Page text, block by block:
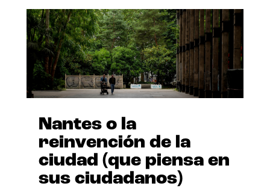
Nantes o la
reinvención de la
ciudad (que piensa en
sus ciudadanos)